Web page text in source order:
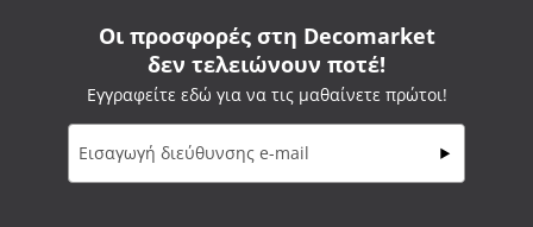
Οι προσφορές στη Decomarket
δεν τελειώνουν ποτέ!
Εγγραφείτε εδώ για να τις μαθαίνετε πρώτοι!